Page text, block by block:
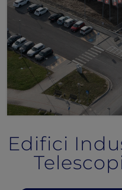
Edifici